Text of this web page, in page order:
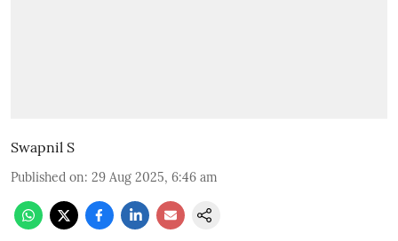
Swapnil S
Published on: 29 Aug 2025, 6:46 am